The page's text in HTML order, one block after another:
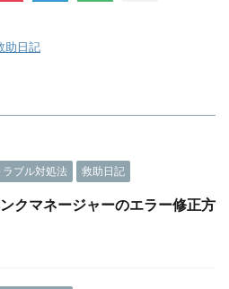
助日記
ブル対処法 救助日記
クマネージャーのエラー修正方